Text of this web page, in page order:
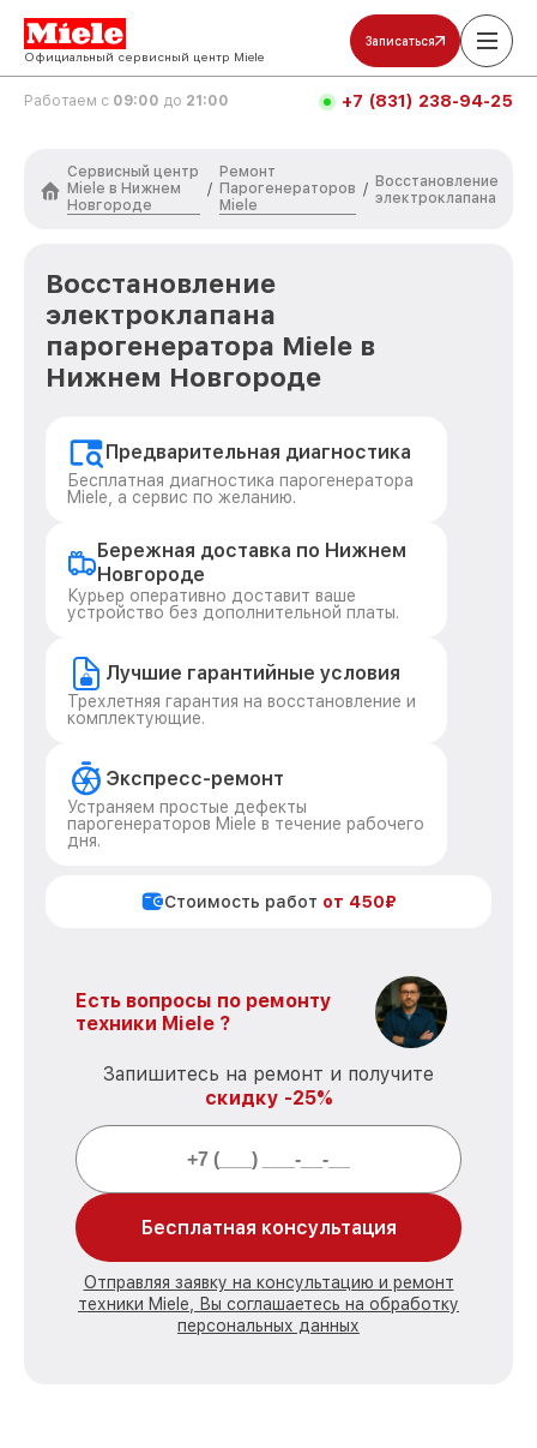
Официальный сервисный центр Miele
Записаться
Работаем с 09:00 до 21:00 +7 (831) 238-94-25
Сервисный центр
Miele в Нижнем
Новгороде
/
Ремонт
Парогенераторов
Miele
/ Восстановление
электроклапана
Восстановление
электроклапана
парогенератора Miele в
Нижнем Новгороде
Предварительная диагностика
Бесплатная диагностика парогенератора
Miele, а сервис по желанию.
Бережная доставка по Нижнем
Новгороде
Курьер оперативно доставит ваше
устройство без дополнительной платы.
Лучшие гарантийные условия
Трехлетняя гарантия на восстановление и
комплектующие.
Экспресс-ремонт
Устраняем простые дефекты
парогенераторов Miele в течение рабочего
дня.
Стоимость работ от 450₽
Есть вопросы по ремонту
техники Miele ?
Запишитесь на ремонт и получите
скидку -25%
Бесплатная консультация
Отправляя заявку на консультацию и ремонт
техники Miele, Вы соглашаетесь на обработку
персональных данных